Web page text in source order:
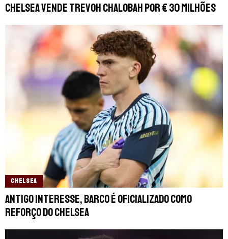
Chelsea vende Trevoh Chalobah por € 30 milhões
CHELSEA
Antigo interesse, Barco é oficializado como
reforço do Chelsea